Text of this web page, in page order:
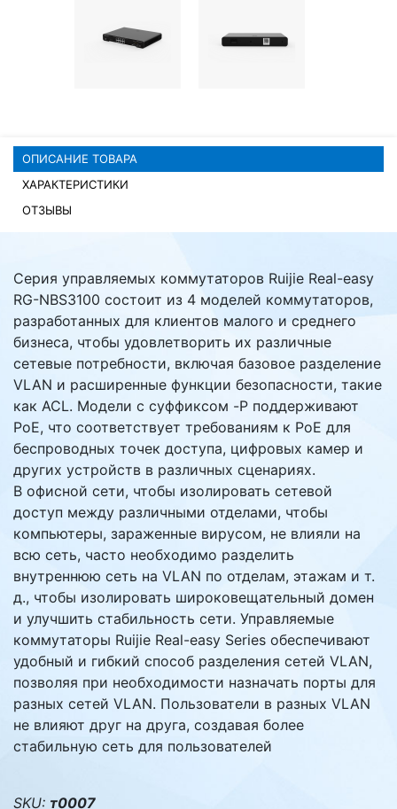
Комплектующие ПК
ОПИСАНИЕ ТОВАРА
ХАРАКТЕРИСТИКИ
ОТЗЫВЫ
Серия управляемых коммутаторов Ruijie Real-easy
RG-NBS3100 состоит из 4 моделей коммутаторов,
разработанных для клиентов малого и среднего
бизнеса, чтобы удовлетворить их различные
сетевые потребности, включая базовое разделение
VLAN и расширенные функции безопасности, такие
как ACL. Модели с суффиксом -P поддерживают
PoE, что соответствует требованиям к PoE для
беспроводных точек доступа, цифровых камер и
других устройств в различных сценариях.
В офисной сети, чтобы изолировать сетевой
доступ между различными отделами, чтобы
компьютеры, зараженные вирусом, не влияли на
всю сеть, часто необходимо разделить
внутреннюю сеть на VLAN по отделам, этажам и т.
д., чтобы изолировать широковещательный домен
и улучшить стабильность сети. Управляемые
коммутаторы Ruijie Real-easy Series обеспечивают
удобный и гибкий способ разделения сетей VLAN,
позволяя при необходимости назначать порты для
разных сетей VLAN. Пользователи в разных VLAN
не влияют друг на друга, создавая более
стабильную сеть для пользователей
SKU: т0007